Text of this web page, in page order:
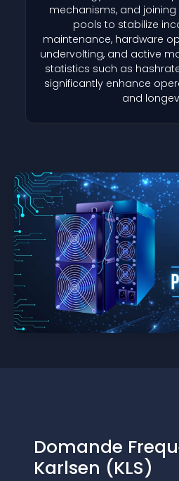
mechanisms, and
pools to stabilize
maintenance, hardware
undervolting, and active
statistics such as
significantly enhance
and
Domande
Karlsen (KLS)